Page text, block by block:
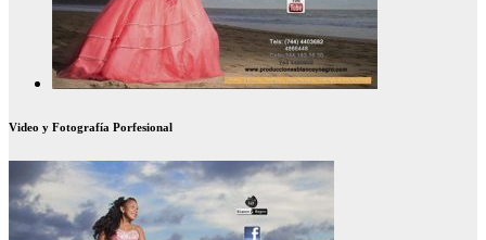
Video y Fotografía Porfesional